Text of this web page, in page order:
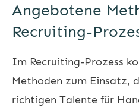
Angebotene
Recruiting-
Im Recruiting-Prozess
Methoden zum Einsatz,
richtigen Talente für